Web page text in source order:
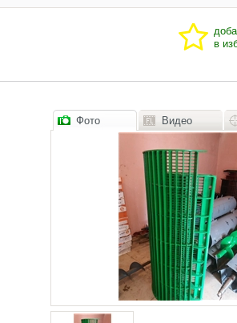
в
Фото Видео